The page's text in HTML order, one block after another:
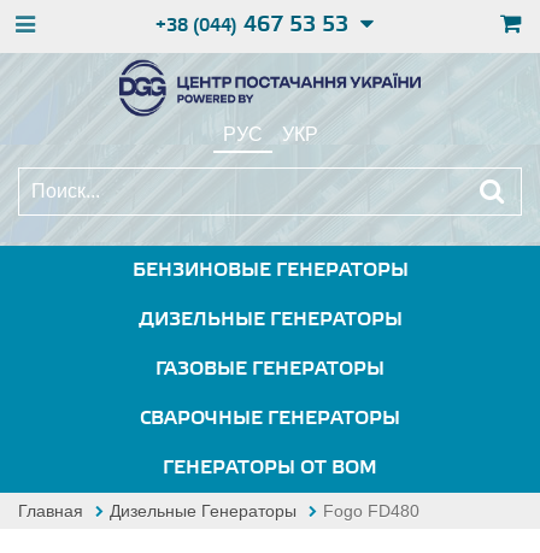
+38 (044) 467 53 53
РУС УКР
БЕНЗИНОВЫЕ ГЕНЕРАТОРЫ
ДИЗЕЛЬНЫЕ ГЕНЕРАТОРЫ
ГАЗОВЫЕ ГЕНЕРАТОРЫ
СВАРОЧНЫЕ ГЕНЕРАТОРЫ
ГЕНЕРАТОРЫ ОТ ВОМ
Главная Дизельные Генераторы Fogo FD480